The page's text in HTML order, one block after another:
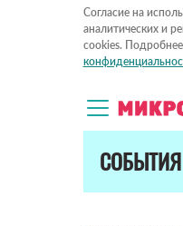
Согласие на
аналитических и
cookies.
СОБЫТИЯ